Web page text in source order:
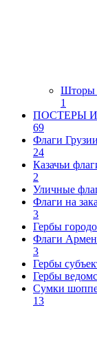
Шторы
1
ПОСТЕРЫ
69
Флаги Грузии
24
Казачьи
2
Уличные
Флаги на
3
Гербы
Флаги
3
Гербы
Гербы
Сумки
13